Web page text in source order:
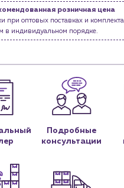
Услуги
Водоснабжение и теплоснабжение
Сервис и обслуживание инженерных систем
Новости
Личный кабинет
Контакты
Контактные данные
розничная цена
при оптовых поставках и
в индивидуальном порядке.
Подробные
консультации